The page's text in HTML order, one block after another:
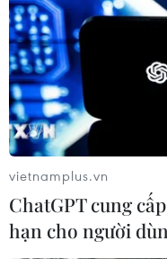
02/05/2023 07:57
Trong số các nạn
ngoài gồm 2 người
Thụy Điển.
vietnamplus.vn
ChatGPT cung
hạn cho người